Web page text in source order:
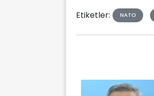
Etiketler: NATO